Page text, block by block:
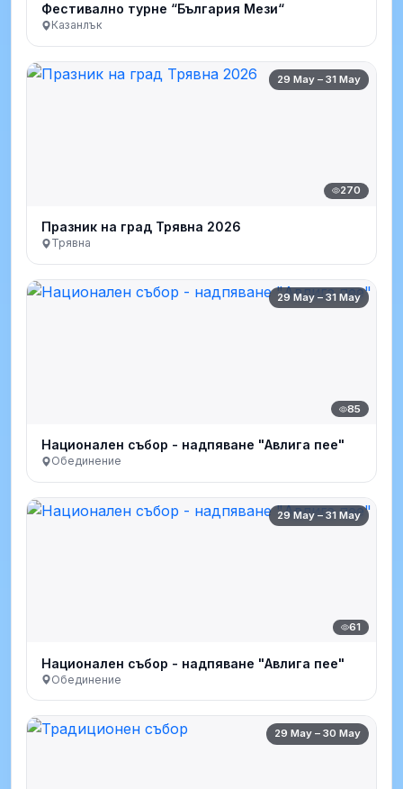
Фестивално турне “България Мези“
Казанлък
29 May – 31 May
270
Празник на град Трявна 2026
Трявна
29 May – 31 May
85
Национален събор - надпяване "Авлига пее"
Обединение
29 May – 31 May
61
Национален събор - надпяване "Авлига пее"
Обединение
29 May – 30 May